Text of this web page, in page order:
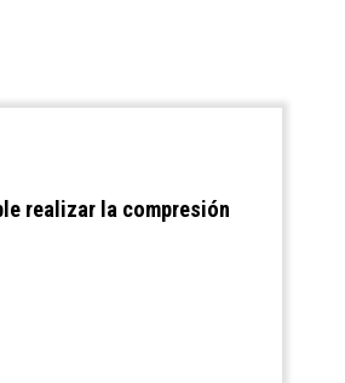
realizar la compresión